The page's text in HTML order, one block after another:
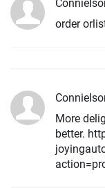
order
More
better.